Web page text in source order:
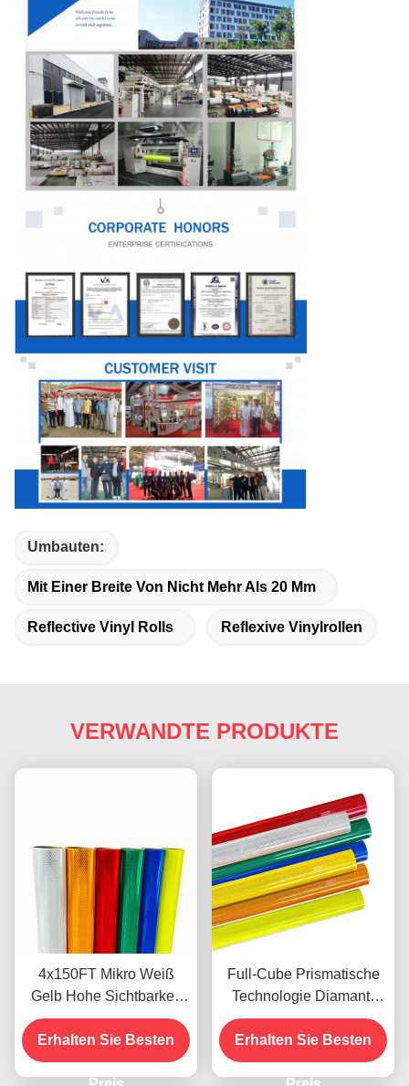
Umbauten:
Mit Einer Breite Von Nicht Mehr Als 20 Mm
Reflective Vinyl Rolls Reflexive Vinylrollen
VERWANDTE PRODUKTE
4x150FT Mikro Weiß
Gelb Hohe Sichtbarkeit
Mikro Diamant Grad
Reflektierende Folie Vinyl
für Verkehrsschilder ODM
Erhalten Sie Besten
Full-Cube Prismatische
Technologie Diamant-
Reflexionsblatt mit 10-
jähriger Lebensdauer für
die Verkehrssicherheit
Erhalten Sie Besten